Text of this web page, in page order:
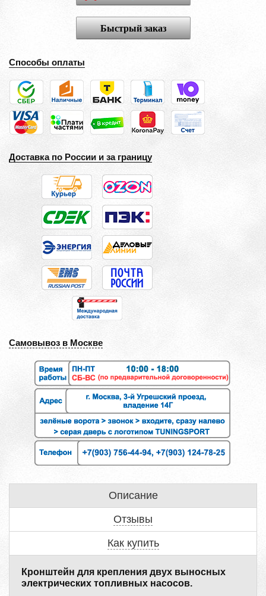
Быстрый заказ
Способы оплаты
Доставка по России и за границу
Самовывоз в Москве
Описание
Отзывы
Как купить
Кронштейн для крепления двух выносных
электрических топливных насосов.